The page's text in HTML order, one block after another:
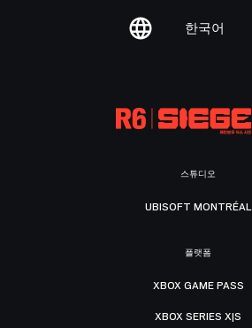
한국어
스튜디오
UBISOFT MONTRÉAL
플랫폼
XBOX GAME PASS
XBOX SERIES X|S